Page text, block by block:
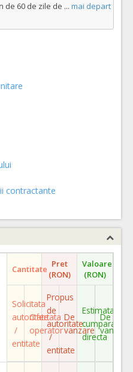
de 60 de zile de ... mai depart
contractante
Cantitate Pret
(RON)
Valoare
(RON)
Solicitata
autoritate
/
entitate
Ofertata
operator
Propus
de
autoritate
/
entitate
De
vanzare
Estimata
cumparare
directa
De
vanzare